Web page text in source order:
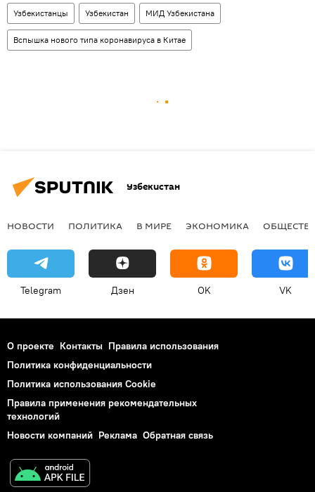
Узбекистанцы Узбекистан МИД Узбекистана
Вспышка нового типа коронавируса в Китае
Узбекистан
НОВОСТИ ПОЛИТИКА В МИРЕ ЭКОНОМИКА
Telegram Дзен OK VK
О проекте Контакты Правила использования
Политика конфиденциальности
Политика использования Cookie
Правила применения рекомендательных
технологий
Новости компаний Реклама Обратная связь